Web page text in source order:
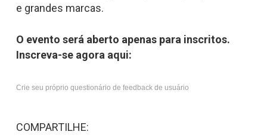
e grandes marcas.
O evento será aberto apenas para inscritos.
Inscreva-se agora aqui:
Crie seu próprio questionário de feedback de usuário
COMPARTILHE: